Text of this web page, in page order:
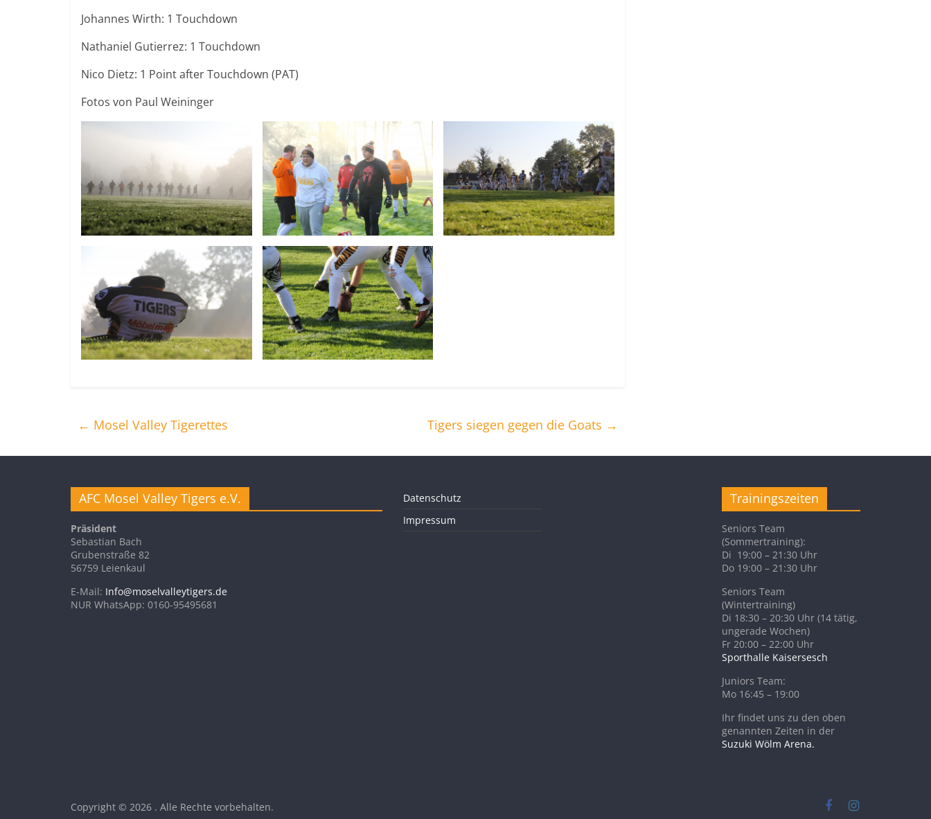
Johannes Wirth: 1 Touchdown
Nathaniel Gutierrez: 1 Touchdown
Nico Dietz: 1 Point after Touchdown (PAT)
Fotos von Paul Weininger
← Mosel Valley Tigerettes Tigers siegen gegen die Goats →
AFC Mosel Valley Tigers e.V.
Präsident
Sebastian Bach
Grubenstraße 82
56759 Leienkaul
E-Mail: Info@moselvalleytigers.de
NUR WhatsApp: 0160-95495681
Datenschutz
Impressum
Trainingszeiten
Seniors Team
(Sommertraining):
Di 19:00 – 21:30 Uhr
Do 19:00 – 21:30 Uhr
Seniors Team
(Wintertraining)
Di 18:30 – 20:30 Uhr (14 tätig,
ungerade Wochen)
Fr 20:00 – 22:00 Uhr
Sporthalle Kaisersesch
Juniors Team:
Mo 16:45 – 19:00
Ihr findet uns zu den oben
genannten Zeiten in der
Suzuki Wölm Arena.
Copyright © 2026 . Alle Rechte vorbehalten.